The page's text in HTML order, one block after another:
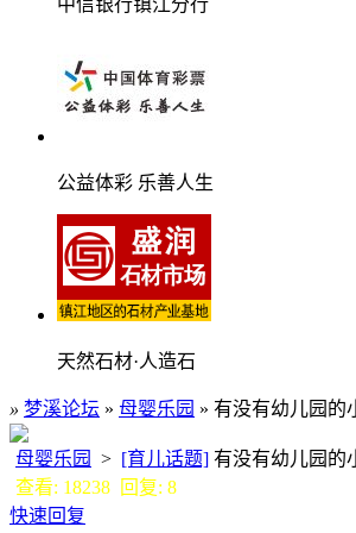
公益体彩 乐善人生
天然石材·人造石
» 梦溪论坛 » 母婴乐园 » 有没有幼儿园的
母婴乐园 > [育儿话题] 有没有幼儿园
查看: 18238 回复: 8
快速回复